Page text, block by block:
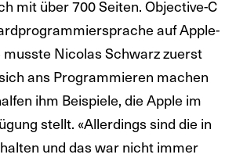
mit über 700 Seiten. Objective-C
auf Apple-
Nicolas Schwarz zuerst
ans Programmieren machen
ihm Beispiele, die Apple im
stellt. «Allerdings sind die in
und das war nicht immer